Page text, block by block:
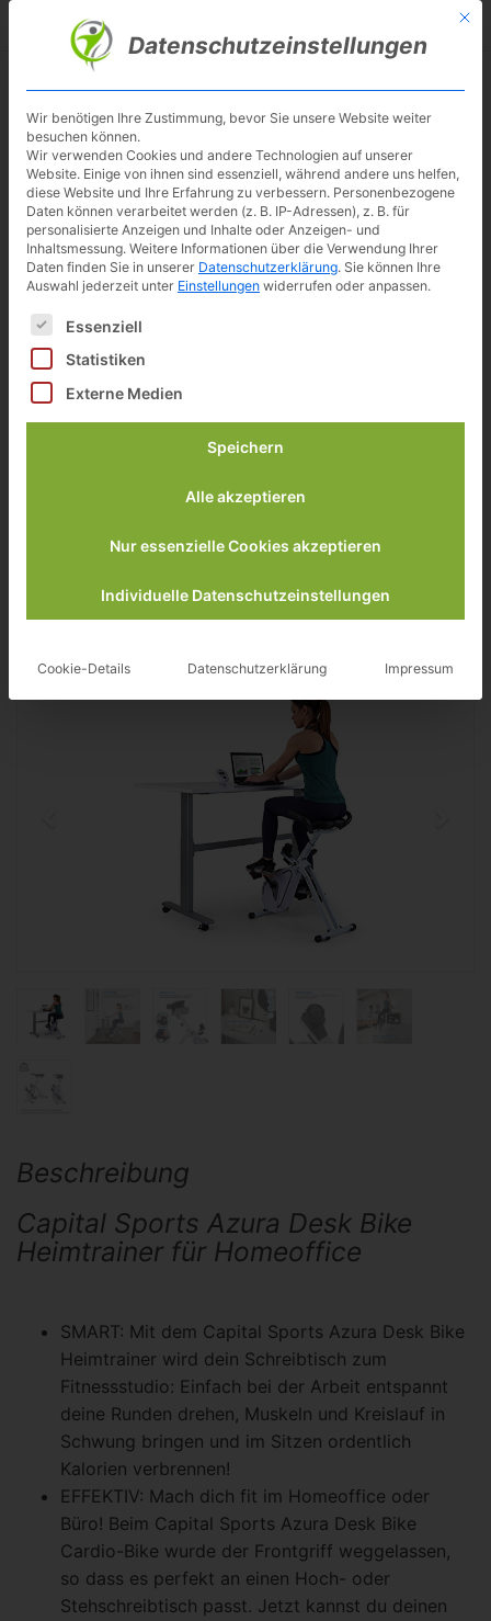
Skip
Besuche meinen Youtube-Kanal ▶︎
Capital Sports Azura Desk Bike
Verfügbarkeit prüfen*
Schwungmasse?
7.5Kg
bis Körpergewicht
Widerstand
Geschwindigkeit
Entfernung
Leistung in Watt
höhenverstellbaren Schreibtisch
Beschreibung
Capital Sports Azura Desk Bike
Heimtrainer für Homeoffice
SMART: Mit dem Capital Sports Azura Desk Bike
Heimtrainer wird dein Schreibtisch zum
Fitnessstudio: Einfach bei der Arbeit entspannt
deine Runden drehen, Muskeln und Kreislauf in
Schwung bringen und im Sitzen ordentlich
Kalorien verbrennen!
EFFEKTIV: Mach dich fit im Homeoffice oder
Büro! Beim Capital Sports Azura Desk Bike
Cardio-Bike wurde der Frontgriff weggelassen,
so dass es perfekt an einen Hoch- oder
Stehschreibtisch passt. Jetzt kannst du deinen
Mit
Datenschutzeinstellungen
Wir benötigen Ihre Zustimmung, bevor Sie unsere Website weiter
besuchen können.
Wir verwenden Cookies und andere Technologien auf unserer
Website. Einige von ihnen sind essenziell, während andere uns helfen,
diese Website und Ihre Erfahrung zu verbessern. Personenbezogene
Daten können verarbeitet werden (z. B. IP-Adressen), z. B. für
personalisierte Anzeigen und Inhalte oder Anzeigen- und
Inhaltsmessung. Weitere Informationen über die Verwendung Ihrer
Daten finden Sie in unserer Datenschutzerklärung. Sie können Ihre
Auswahl jederzeit unter Einstellungen widerrufen oder anpassen.
Es folgt eine Liste der Service-Gruppen, für die eine
Essenziell
Statistiken
Externe Medien
Speichern
Alle akzeptieren
Nur essenzielle Cookies akzeptieren
Individuelle Datenschutzeinstellungen
Cookie-Details Datenschutzerklärung Impressum